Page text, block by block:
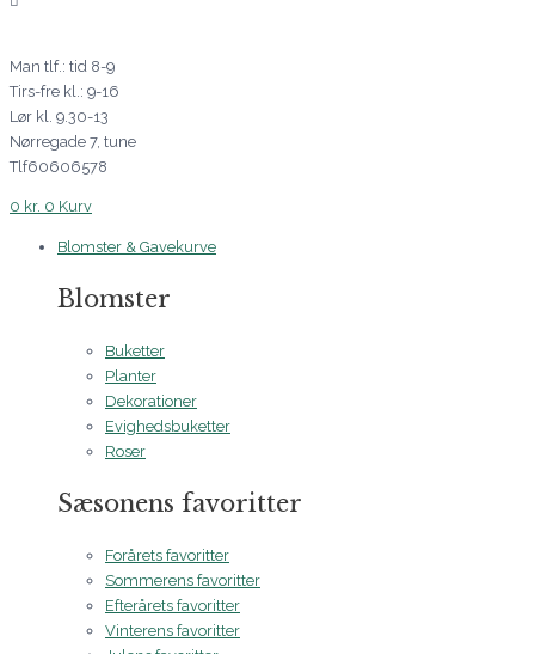
Man tlf.: tid 8-9
Tirs-fre kl.: 9-16
Lør kl. 9.30-13
Nørregade 7, tune
Tlf60606578
0 kr. 0 Kurv
Blomster & Gavekurve
Blomster
Buketter
Planter
Dekorationer
Evighedsbuketter
Roser
Sæsonens favoritter
Forårets favoritter
Sommerens favoritter
Efterårets favoritter
Vinterens favoritter